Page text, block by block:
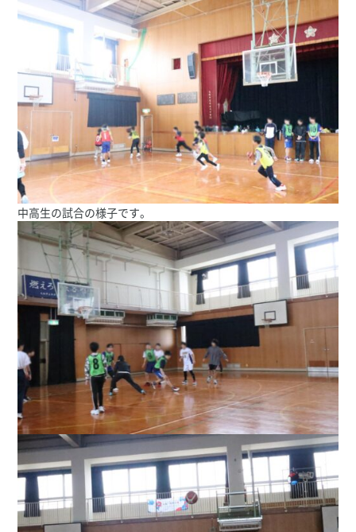
中高生の試合の様子です。